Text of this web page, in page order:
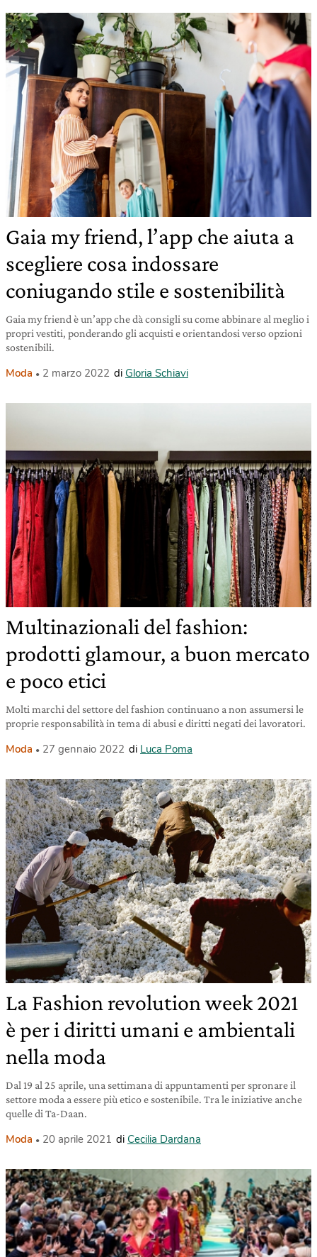
Gaia my friend, l’app che aiuta a
scegliere cosa indossare
coniugando stile e sostenibilità
Gaia my friend è un’app che dà consigli su come abbinare al meglio i
propri vestiti, ponderando gli acquisti e orientandosi verso opzioni
sostenibili.
Moda 2 marzo 2022 di Gloria Schiavi
Multinazionali del fashion:
prodotti glamour, a buon mercato
e poco etici
Molti marchi del settore del fashion continuano a non assumersi le
proprie responsabilità in tema di abusi e diritti negati dei lavoratori.
Moda 27 gennaio 2022 di Luca Poma
La Fashion revolution week 2021
è per i diritti umani e ambientali
nella moda
Dal 19 al 25 aprile, una settimana di appuntamenti per spronare il
settore moda a essere più etico e sostenibile. Tra le iniziative anche
quelle di Ta-Daan.
Moda 20 aprile 2021 di Cecilia Dardana